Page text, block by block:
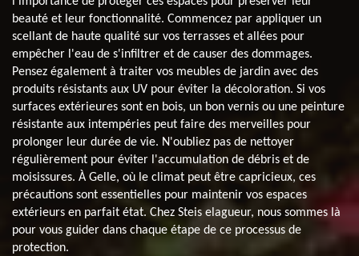
beauté et leur fonctionnalité. Commencez par appliquer un
scellant de haute qualité sur vos terrasses et allées pour
empêcher l'eau de s'infiltrer et de causer des dommages.
Pensez également à traiter vos meubles de jardin avec des
produits résistants aux UV pour éviter la décoloration. Si vos
surfaces extérieures sont en bois, un bon vernis ou une peinture
résistante aux intempéries peut faire des merveilles pour
prolonger leur durée de vie. N'oubliez pas de nettoyer
régulièrement pour éviter l'accumulation de débris et de
moisissures. À Gelle, où le climat peut être capricieux, ces
précautions sont essentielles pour maintenir vos espaces
extérieurs en parfait état. Chez Steis elagueur, nous sommes là
pour vous guider dans chaque étape de ce processus de
protection.